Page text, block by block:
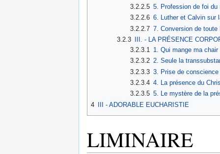
3.2.2.5 5. Profession de foi du
3.2.2.6 6. Luther et Calvin sur
3.2.2.7 7. Conversion de toute
3.2.3
III. - LA PRÉSENCE
3.2.3.1 1. Qui mange ma
3.2.3.2 2. Seule la
3.2.3.3 3. Prise de
3.2.3.4 4. La présence du
3.2.3.5 5. Le mystère de la
4 III - ADORABLE EUCHARISTIE
LIMINAIRE